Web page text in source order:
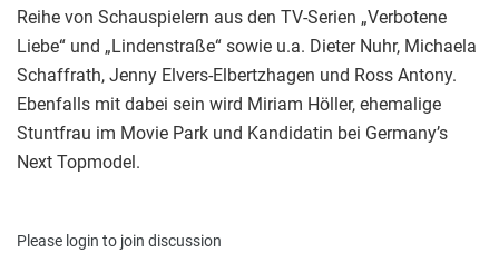
Reihe von Schauspielern aus den TV-Serien „Verbotene
Liebe“ und „Lindenstraße“ sowie u.a. Dieter Nuhr, Michaela
Schaffrath, Jenny Elvers-Elbertzhagen und Ross Antony.
Ebenfalls mit dabei sein wird Miriam Höller, ehemalige
Stuntfrau im Movie Park und Kandidatin bei Germany’s
Next Topmodel.
Please login to join discussion